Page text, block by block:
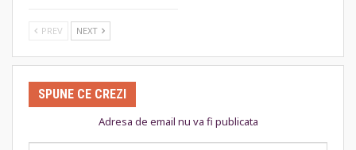
PREV NEXT
SPUNE CE CREZI
Adresa de email nu va fi publicata